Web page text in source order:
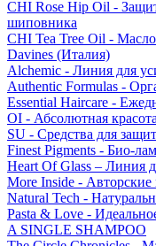
CHI Rose Hip Oil -
шиповника
CHI Tea Tree Oil -
Davines (Италия)
Alchemic - Линия для
Authentic Formulas -
Essential Haircare -
OI - Абсолютная
SU - Средства для
Finest Pigments - Био-
Heart Of Glass – Линия
More Inside - Авторские
Natural Tech -
Pasta & Love -
A SINGLE SHAMPOO